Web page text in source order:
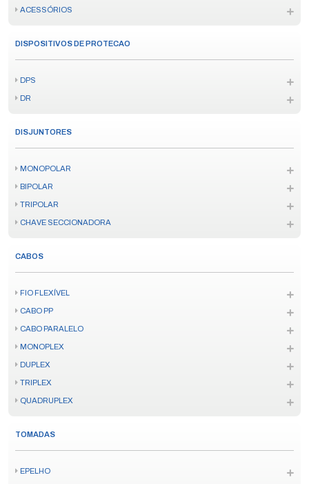
ACESSÓRIOS
DISPOSITIVOS DE PROTECAO
DPS
DR
DISJUNTORES
MONOPOLAR
BIPOLAR
TRIPOLAR
CHAVE SECCIONADORA
CABOS
FIO FLEXÍVEL
CABO PP
CABO PARALELO
MONOPLEX
DUPLEX
TRIPLEX
QUADRUPLEX
TOMADAS
EPELHO